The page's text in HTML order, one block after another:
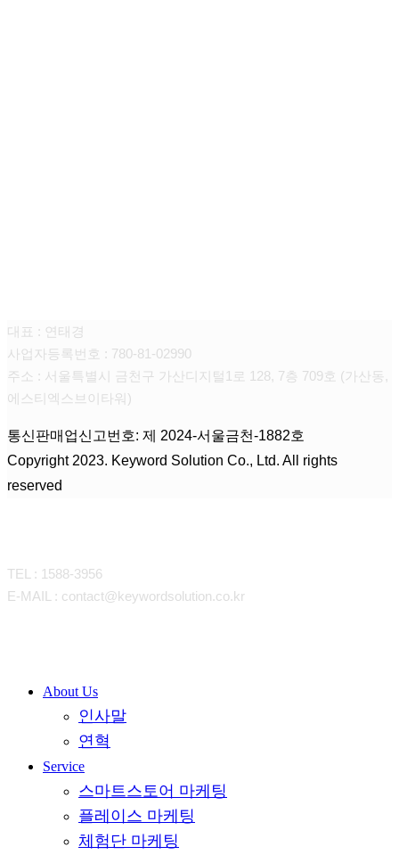
대표 : 연태경
사업자등록번호 : 780-81-02990
주소 : 서울특별시 금천구 가산디지털1로 128, 7층 709호 (가산동,
에스티엑스브이타워)
통신판매업신고번호: 제 2024-서울금천-1882호
Copyright 2023. Keyword Solution Co., Ltd. All rights
reserved
TEL : 1588-3956
E-MAIL : contact@keywordsolution.co.kr
Close About Us
인사말
연혁
Service
스마트스토어 마케팅
플레이스 마케팅
체험단 마케팅